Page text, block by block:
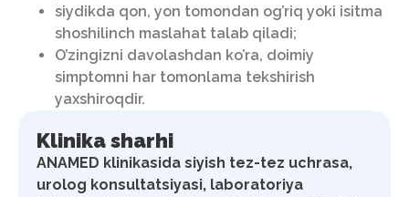
siydikda qon, yon tomondan og’riq yoki isitma
shoshilinch maslahat talab qiladi;
O’zingizni davolashdan ko’ra, doimiy
simptomni har tomonlama tekshirish
yaxshiroqdir.
Klinika sharhi
ANAMED klinikasida siyish tez-tez uchrasa,
urolog konsultatsiyasi, laboratoriya